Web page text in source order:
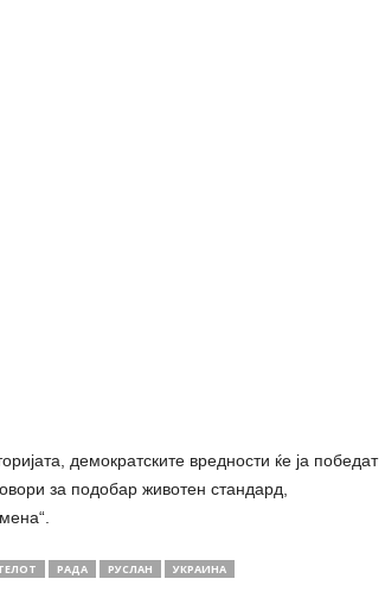
демократските вредности ќе ја победат
за подобар животен стандард,
РАДА РУСЛАН УКРАИНА